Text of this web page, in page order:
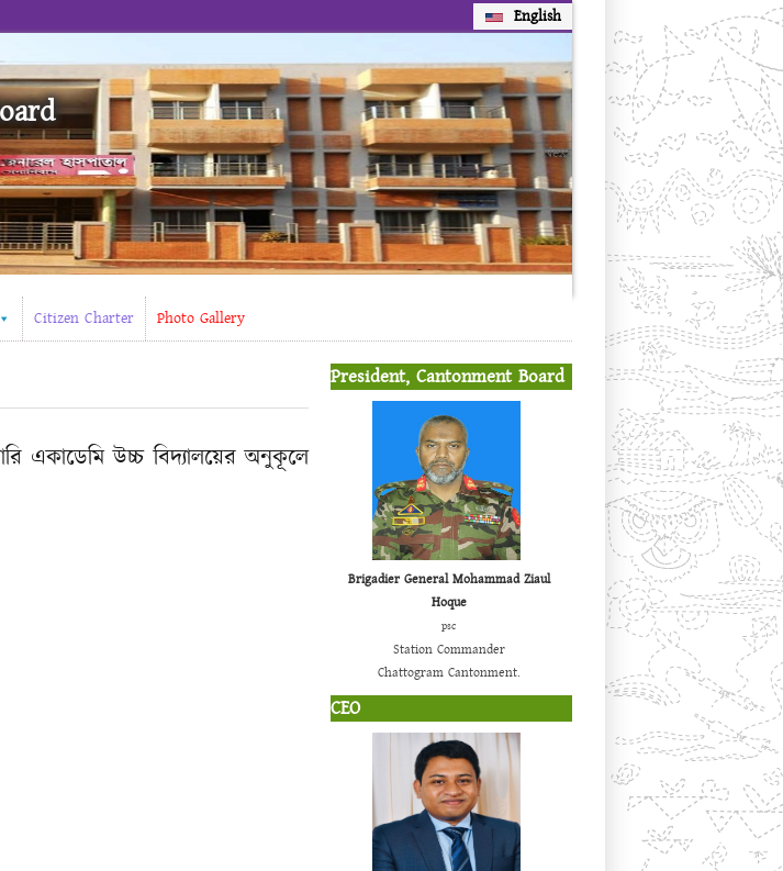
English
Next
Citizen Charter Photo Gallery
একাডেমি উচ্চ বিদ্যালয়ের অনুকূলে
President, Cantonment Board
Brigadier General Mohammad Ziaul
Hoque
psc
Station Commander
Chattogram Cantonment.
CEO